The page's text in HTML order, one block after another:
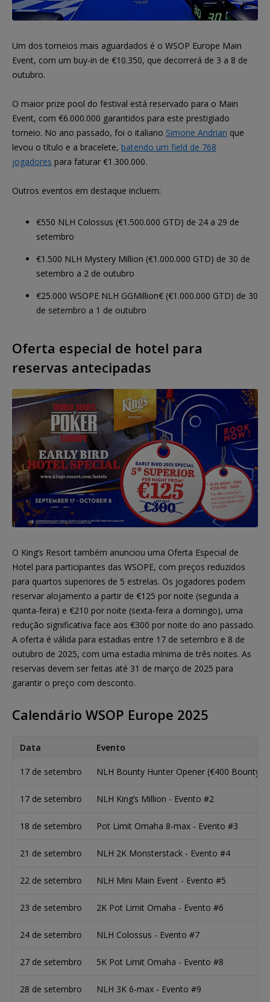
Um dos torneios mais aguardados é o WSOP Europe Main
Event, com um buy-in de €10.350, que decorrerá de 3 a 8 de
outubro.
O maior prize pool do festival está reservado para o Main
Event, com €6.000.000 garantidos para este prestigiado
torneio. No ano passado, foi o italiano Simone Andrian que
levou o título e a bracelete, batendo um field de 768
jogadores para faturar €1.300.000.
Outros eventos em destaque incluem:
€550 NLH Colossus (€1.500.000 GTD) de 24 a 29 de
setembro
€1.500 NLH Mystery Million (€1.000.000 GTD) de 30 de
setembro a 2 de outubro
€25.000 WSOPE NLH GGMillion€ (€1.000.000 GTD) de 30
de setembro a 1 de outubro
Oferta especial de hotel para
reservas antecipadas
O King’s Resort também anunciou uma Oferta Especial de
Hotel para participantes das WSOPE, com preços reduzidos
para quartos superiores de 5 estrelas. Os jogadores podem
reservar alojamento a partir de €125 por noite (segunda a
quinta-feira) e €210 por noite (sexta-feira a domingo), uma
redução significativa face aos €300 por noite do ano passado.
A oferta é válida para estadias entre 17 de setembro e 8 de
outubro de 2025, com uma estadia mínima de três noites. As
reservas devem ser feitas até 31 de março de 2025 para
garantir o preço com desconto.
Calendário WSOP Europe 2025
Data Evento
17 de setembro NLH Bounty Hunter Opener (€400 Bounty)
17 de setembro NLH King’s Million - Evento #2
18 de setembro Pot Limit Omaha 8-max - Evento #3
21 de setembro NLH 2K Monsterstack - Evento #4
22 de setembro NLH Mini Main Event - Evento #5
23 de setembro 2K Pot Limit Omaha - Evento #6
24 de setembro NLH Colossus - Evento #7
27 de setembro 5K Pot Limit Omaha - Evento #8
28 de setembro NLH 3K 6-max - Evento #9